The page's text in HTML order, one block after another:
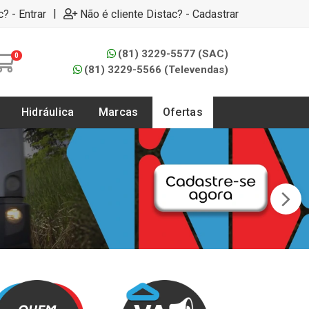
- Entrar | Não é cliente Distac? - Cadastrar
0
(81) 3229-5577 (SAC)
(81) 3229-5566 (Televendas)
Hidráulica Marcas Ofertas